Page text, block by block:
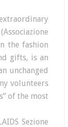
the fashion
gifts, is an
unchanged
volunteers
of the most
Sezione